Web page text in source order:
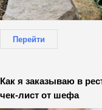
Перейти
Как я заказываю в
чек-лист от шефа